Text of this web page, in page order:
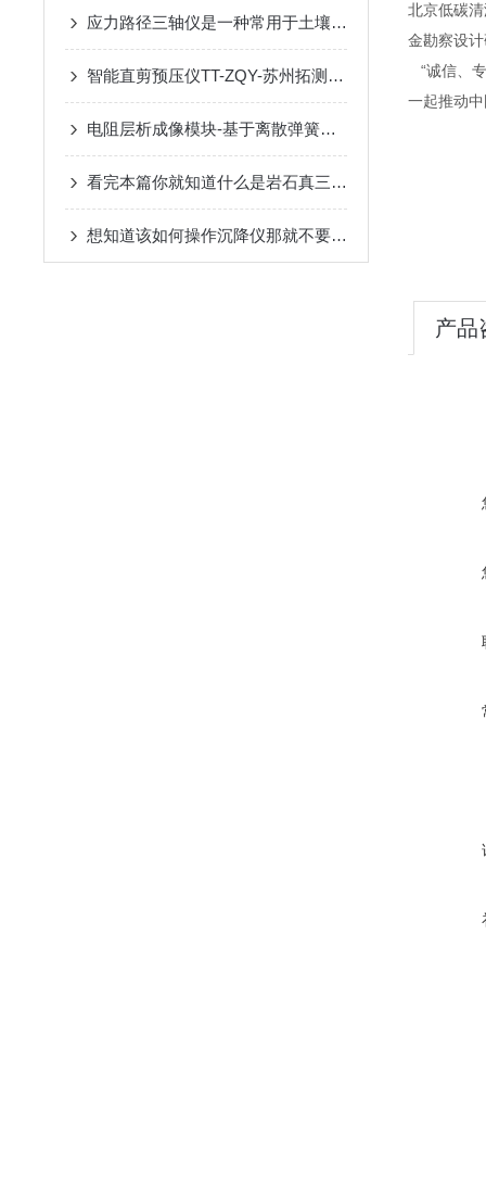
应力路径三轴仪是一种常用于土壤与岩石力学性质试验中的仪器设备
智能直剪预压仪TT-ZQY-苏州拓测仪器设备有限公司
电阻层析成像模块-基于离散弹簧模型的电阻层析成像渗流及损伤检测
看完本篇你就知道什么是岩石真三轴仪了
想知道该如何操作沉降仪那就不要错过本篇
北京低碳
金勘察设
“诚信、
一起推动
产品